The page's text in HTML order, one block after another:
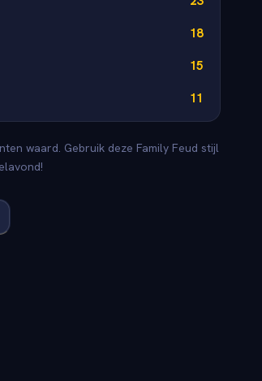
18
15
11
waard. Gebruik deze Family Feud stijl